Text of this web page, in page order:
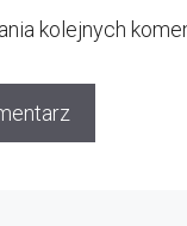
kolejnych